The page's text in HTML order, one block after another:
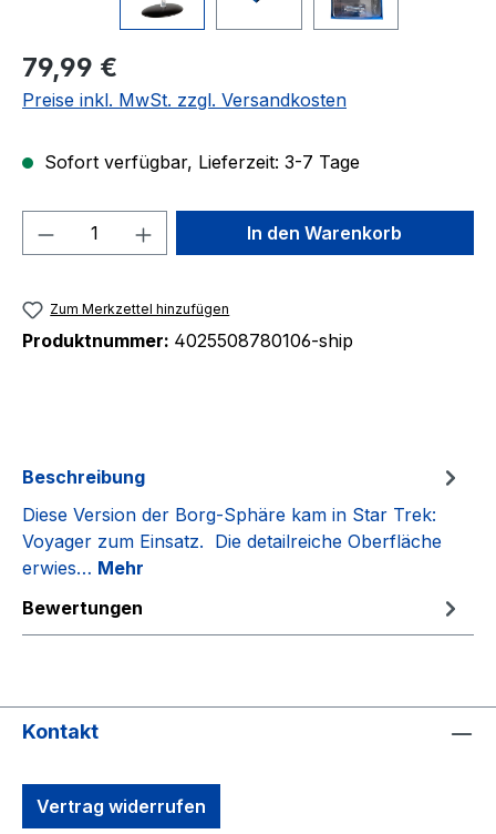
Regulärer Preis:
79,99 €
Preise inkl. MwSt. zzgl. Versandkosten
Sofort verfügbar, Lieferzeit: 3-7 Tage
Produkt Anzahl: Gib denIn den Warenkorb
Zum Merkzettel hinzufügen
Produktnummer: 4025508780106-ship
Beschreibung
Diese Version der Borg-Sphäre kam in Star Trek:
Voyager zum Einsatz. Die detailreiche Oberfläche
erwies… Mehr
Bewertungen
Kontakt
Vertrag widerrufen